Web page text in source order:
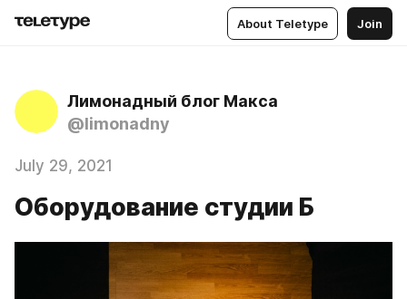
About Teletype Join
Лимонадный блог Макса
@limonadny
July 29, 2021
Оборудование студии Б